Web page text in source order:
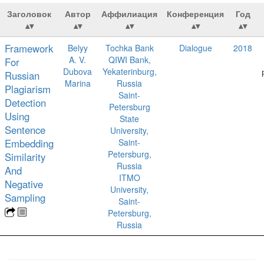
Заголовок Автор Аффилиация Конференция Год
Framework
For
Russian
Plagiarism
Detection
Using
Sentence
Embedding
Similarity
And
Negative
Sampling
Belyy
A. V.
Dubova
Marina
Tochka Bank
QIWI Bank,
Yekaterinburg,
Russia
Saint-
Petersburg
State
University,
Saint-
Petersburg,
Russia
ITMO
University,
Saint-
Petersburg,
Russia
Dialogue
2018